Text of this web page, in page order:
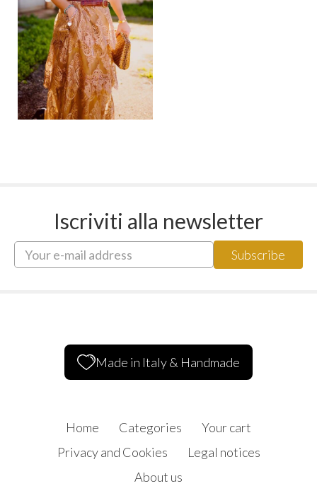
Iscriviti alla newsletter
Made in Italy & Handmade
Home Categories
Your cart
Privacy and Cookies
Legal notices
About us